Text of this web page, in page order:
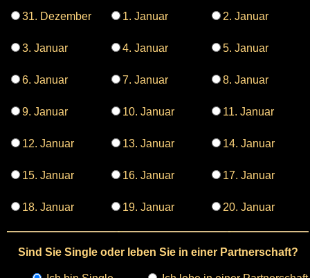
31. Dezember 1. Januar 2. Januar
3. Januar 4. Januar 5. Januar
6. Januar 7. Januar 8. Januar
9. Januar 10. Januar 11. Januar
12. Januar 13. Januar 14. Januar
15. Januar 16. Januar 17. Januar
18. Januar 19. Januar 20. Januar
Sind Sie Single oder leben Sie in einer Partnerschaft?